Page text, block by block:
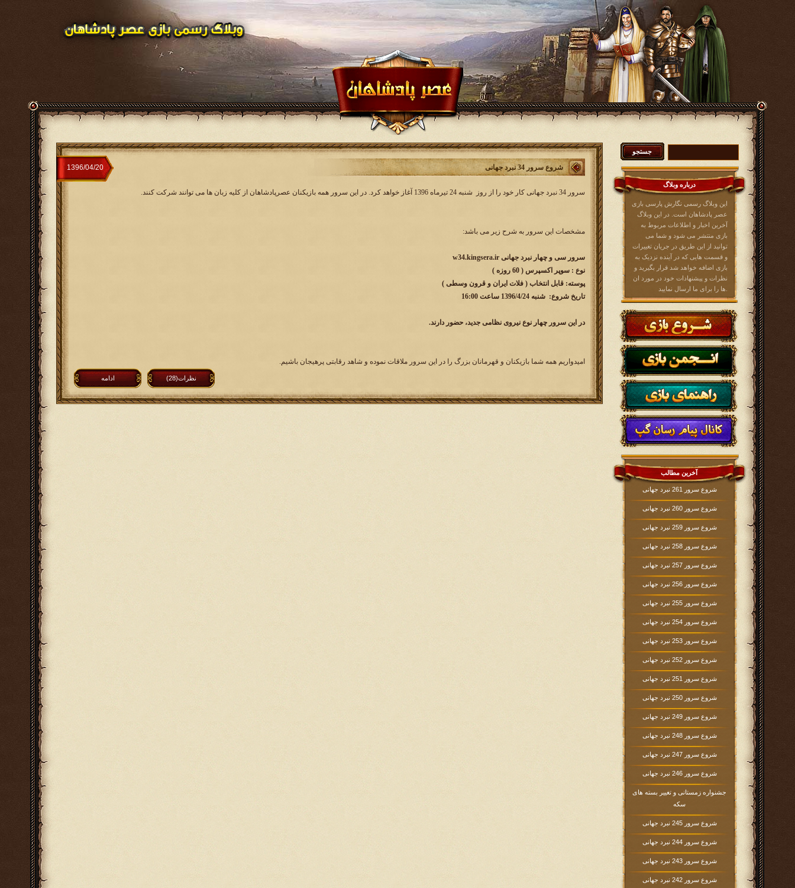
درباره وبلاگ
این وبلاگ رسمی نگارش پارسی بازی
عصر پادشاهان است. در این وبلاگ
آخرین اخبار و اطلاعات مربوط به
بازی منتشر می شود و شما می
توانید از این طریق در جریان تغییرات
و قسمت هایی که در آینده نزدیک به
بازی اضافه خواهد شد قرار بگیرید و
نظرات و پیشنهادات خود در مورد ان
آخرین مطالب
شروع سرور 261 نبرد جهانی
شروع سرور 260 نبرد جهانی
شروع سرور 259 نبرد جهانی
شروع سرور 258 نبرد جهانی
شروع سرور 257 نبرد جهانی
شروع سرور 256 نبرد جهانی
شروع سرور 255 نبرد جهانی
شروع سرور 254 نبرد جهانی
شروع سرور 253 نبرد جهانی
شروع سرور 252 نبرد جهانی
شروع سرور 251 نبرد جهانی
شروع سرور 250 نبرد جهانی
شروع سرور 249 نبرد جهانی
شروع سرور 248 نبرد جهانی
شروع سرور 247 نبرد جهانی
شروع سرور 246 نبرد جهانی
جشنواره زمستانی و تغییر بسته های
سکه
شروع سرور 245 نبرد جهانی
شروع سرور 244 نبرد جهانی
شروع سرور 243 نبرد جهانی
شروع سرور 242 نبرد جهانی
شروع سرور 34 نبرد جهانی ‏1396/04/20
سرور 34 نبرد جهانی کار خود را از روز شنبه 24 تیرماه 1396 آغاز خواهد کرد. در این سرور همه بازیکنان عصرپادشاهان از کلیه زبان ها می توانند شرکت کنند.
مشخصات این سرور به شرح زیر می باشد:
سرور سی و چهار نبرد جهانی w34.kingsera.ir
نوع : سوپر اکسپرس ( 60 روزه )
پوسته: قابل انتخاب ( فلات ایران و قرون وسطی )
تاریخ شروع: شنبه 1396/4/24 ساعت 16:00
در این سرور چهار نوع نیروی نظامی جدید، حضور دارند.
امیدواریم همه شما بازیکنان و قهرمانان بزرگ را در این سرور ملاقات نموده و شاهد رقابتی پرهیجان باشیم.
ادامه نظرات(28)